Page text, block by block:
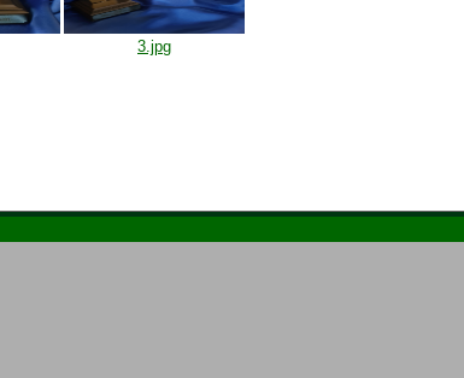
3.jpg